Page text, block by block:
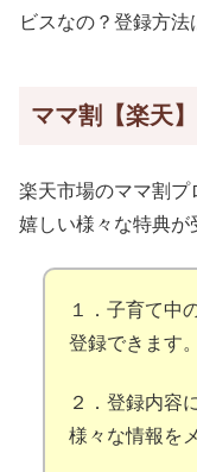
ビスなの？登録方法
ママ割【楽天
楽天市場のママ割プ
嬉しい様々な特典が
１．子育て中
登録できます。
２．登録内容
様々な情報を